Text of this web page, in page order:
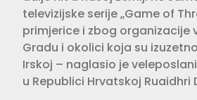
televizijske serije „Game of
primjerice i zbog organizacije
Gradu i okolici koja su
Irskoj – naglasio je
u Republici Hrvatskoj Ruaidhri